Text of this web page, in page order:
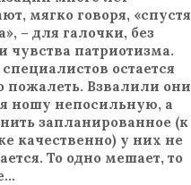
мягко говоря, «спустя
– для галочки, без
чувства патриотизма.
остается
пожалеть. Взвалили они
ношу непосильную, а
запланированное (к
качественно) у них не
То одно мешает, то